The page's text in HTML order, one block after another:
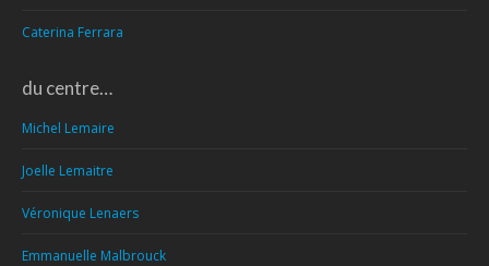
Caterina Ferrara
du centre…
Michel Lemaire
Joelle Lemaitre
Véronique Lenaers
Emmanuelle Malbrouck